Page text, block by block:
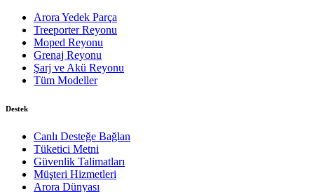
Arora Yedek Parça
Treeporter Reyonu
Moped Reyonu
Grenaj Reyonu
Şarj ve Akü Reyonu
Tüm Modeller
Destek
Canlı Desteğe Bağlan
Tüketici Metni
Güvenlik Talimatları
Müşteri Hizmetleri
Arora Dünyası